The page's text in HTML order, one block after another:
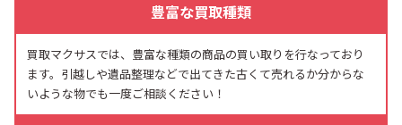
豊富な買取種類
買取マクサスでは、豊富な種類の商品の買い取りを行なっており
ます。引越しや遺品整理などで出てきた古くて売れるか分からな
いような物でも一度ご相談ください！